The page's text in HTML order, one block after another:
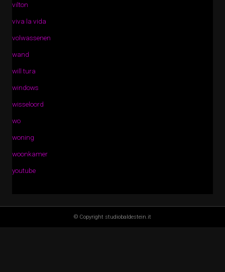
vilton
viva la vida
volwassenen
wand
will tura
windows
wisseloord
wo
woning
woonkamer
youtube
© Copyright studiobaldestein.it